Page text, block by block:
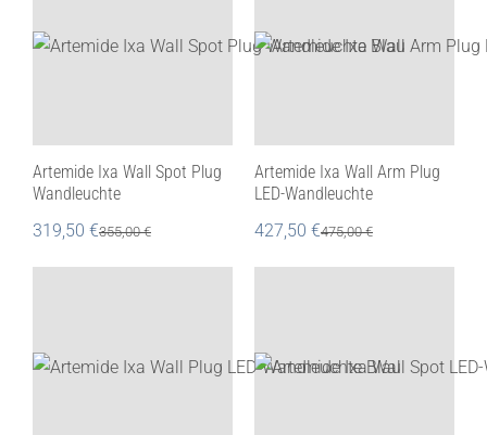
Artemide Ixa Wall Spot Plug
Wandleuchte
319,50 €355,00€
Artemide Ixa Wall Arm Plug
LED-Wandleuchte
427,50 €475,00€